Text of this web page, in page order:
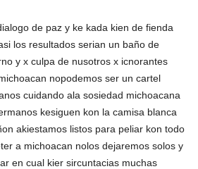
de paz y ke kada kien de fienda
los resultados serian un baño de
y x culpa de nusotros x icnorantes
nopodemos ser un cartel
cuidando ala sosiedad michoacana
kesiguen kon la camisa blanca
akiestamos listos para peliar kon todo
a michoacan nolos dejaremos solos y
en cual kier sircuntacias muchas